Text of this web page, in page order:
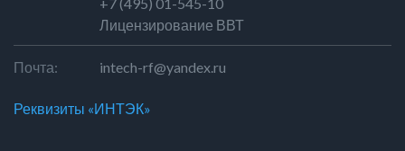
Лицензирование ВВТ
Почта: intech-rf@yandex.ru
Реквизиты «ИНТЭК»